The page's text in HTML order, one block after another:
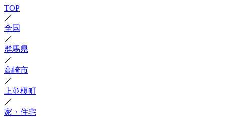
TOP
／
全国
／
群馬県
／
高崎市
／
上並榎町
／
家・住宅